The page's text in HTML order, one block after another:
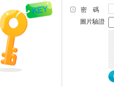
密 碼
圖片驗證